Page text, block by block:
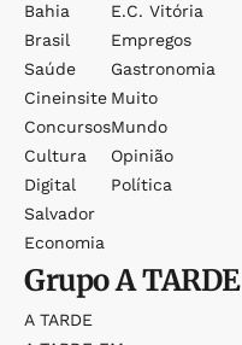
Bahia
Brasil
Saúde
Cineinsite
Concursos
Cultura
Digital
Salvador
Economia
E.c. Vitória
Empregos
Gastronomia
Muito
Mundo
Opinião
Política
GrupoA TARDE
A TARDE